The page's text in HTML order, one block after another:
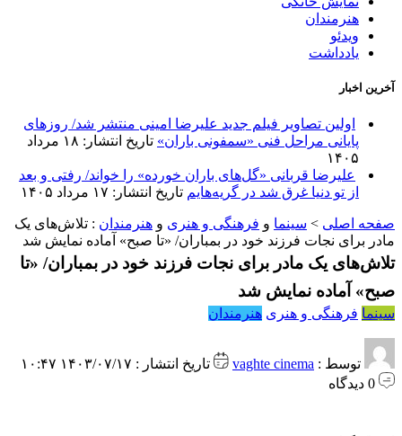
هنرمندان
ویدئو
یادداشت
آخرین اخبار
اولین تصاویر فیلم جدید علیرضا امینی منتشر شد/ روزهای
پایانی مراحل فنی «سمفونی باران»
تاریخ انتشار: ۱۸ مرداد
۱۴۰۵
علیرضا قربانی «گل‌های باران خورده» را خواند/ رفتی و بعد
از تو دنیا غرق شد در گریه‌هایم تاریخ انتشار: ۱۷ مرداد ۱۴۰۵
صفحه اصلی > سینما و فرهنگی و هنری و هنرمندان : تلاش‌های یک
مادر برای نجات فرزند خود در بمباران/ «تا صبح» آماده نمایش شد
تلاش‌های یک مادر برای نجات فرزند خود در بمباران/ «تا
صبح» آماده نمایش شد
سینما فرهنگی و هنری هنرمندان
توسط : vaghte cinema
تاریخ انتشار : ۱۴۰۳/۰۷/۱۷ ۱۰:۴۷